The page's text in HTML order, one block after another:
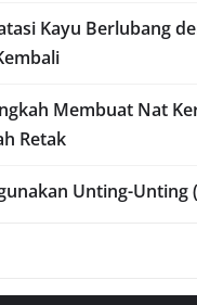
Kayu Berlubang
Membuat Nat
Retak
Unting-Unting